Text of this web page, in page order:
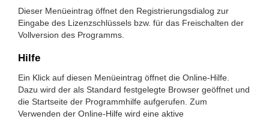
Dieser Menüeintrag öffnet den Registrierungsdialog zur
Eingabe des Lizenzschlüssels bzw. für das Freischalten der
Vollversion des Programms.
Hilfe
Ein Klick auf diesen Menüeintrag öffnet die Online-Hilfe.
Dazu wird der als Standard festgelegte Browser geöffnet und
die Startseite der Programmhilfe aufgerufen. Zum
Verwenden der Online-Hilfe wird eine aktive